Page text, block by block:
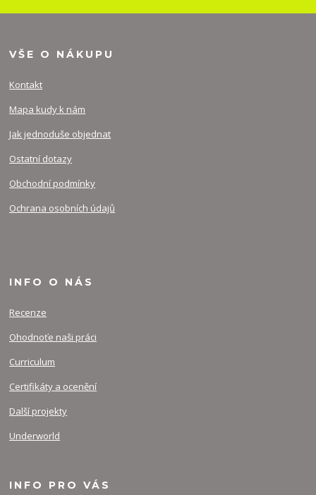
VŠE O NÁKUPU
Kontakt
Mapa kudy k nám
Jak jednoduše objednat
Ostatní dotazy
Obchodní podmínky
Ochrana osobních údajů
INFO O NÁS
Recenze
Ohodnoťe naši práci
Curriculum
Certifikáty a ocenění
Další projekty
Underworld
INFO PRO VÁS